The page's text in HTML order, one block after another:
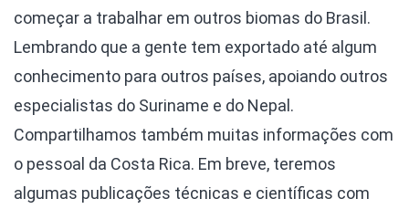
começar a trabalhar em outros biomas do Brasil.
Lembrando que a gente tem exportado até algum
conhecimento para outros países, apoiando outros
especialistas do Suriname e do Nepal.
Compartilhamos também muitas informações com
o pessoal da Costa Rica. Em breve, teremos
algumas publicações técnicas e científicas com